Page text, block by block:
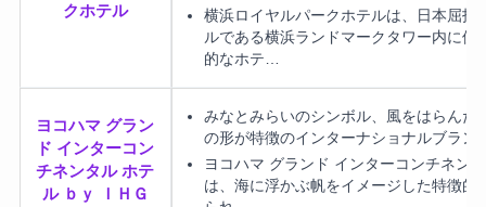
クホテル
横浜ロイヤルパークホテルは、日本屈指
ルである横浜ランドマークタワー内に位
的なホテ…
ヨコハマ グラン
ド インターコン
チネンタル ホテ
ル ｂｙ ＩＨＧ
みなとみらいのシンボル、風をはらんだ
の形が特徴のインターナショナルブラン
ヨコハマ グランド インターコンチネン
は、海に浮かぶ帆をイメージした特徴的